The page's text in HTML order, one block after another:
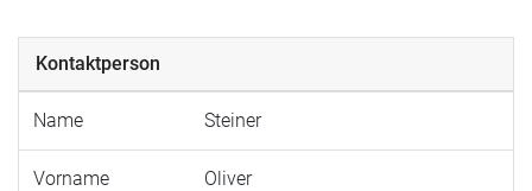
Kontaktperson
Name Steiner
Vorname Oliver